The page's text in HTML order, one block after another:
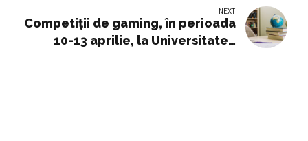
NEXT
Competiții de gaming, în perioada
10-13 aprilie, la Universitatea